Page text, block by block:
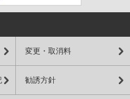
変更・取消料
勧誘方針